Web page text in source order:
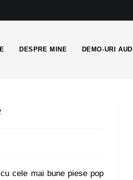
DESPRE MINE DEMO-URI
cele mai bune piese pop